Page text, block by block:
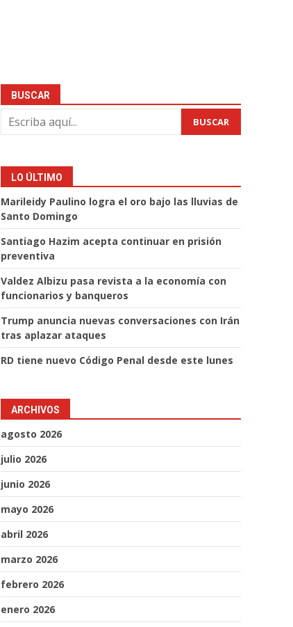
BUSCAR
BUSCAR
LO ÚLTIMO
Marileidy Paulino logra el oro bajo las lluvias de
Santo Domingo
Santiago Hazim acepta continuar en prisión
preventiva
Valdez Albizu pasa revista a la economía con
funcionarios y banqueros
Trump anuncia nuevas conversaciones con Irán
tras aplazar ataques
RD tiene nuevo Código Penal desde este lunes
ARCHIVOS
agosto 2026
julio 2026
junio 2026
mayo 2026
abril 2026
marzo 2026
febrero 2026
enero 2026